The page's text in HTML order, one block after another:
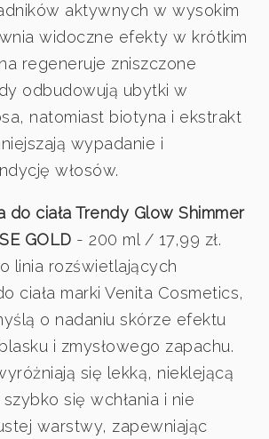
aktywnych w wysokim
widoczne efekty w krótkim
regeneruje zniszczone
odbudowują ubytki w
natomiast biotyna i ekstrakt
wypadanie i
włosów.
do ciała Trendy Glow Shimmer
GOLD - 200 ml / 17,99 zł.
linia rozświetlających
ciała marki Venita Cosmetics,
o nadaniu skórze efektu
i zmysłowego zapachu.
się lekką, nieklejącą
się wchłania i nie
warstwy, zapewniając